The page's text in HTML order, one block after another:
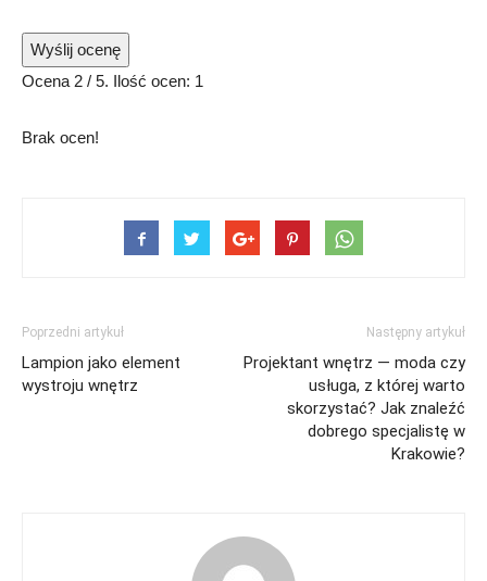
Wyślij ocenę
Ocena 2 / 5. Ilość ocen: 1
Brak ocen!
Poprzedni artykuł
Lampion jako element
wystroju wnętrz
Następny artykuł
Projektant wnętrz — moda czy
usługa, z której warto
skorzystać? Jak znaleźć
dobrego specjalistę w
Krakowie?